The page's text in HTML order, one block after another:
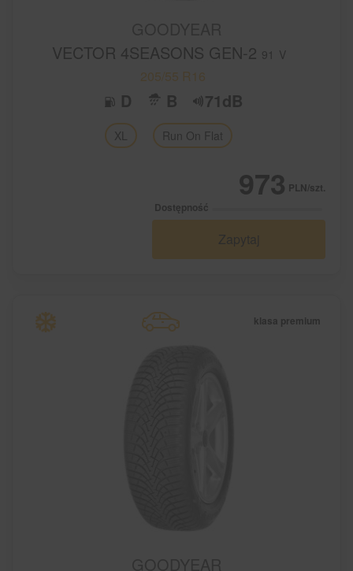
VECTOR 4SEASONS GEN-2 91 V
205/55 R16
D B 71dB
XL Run On Flat
973 PLN/szt.
Dostępność
Zapytaj
klasa premium